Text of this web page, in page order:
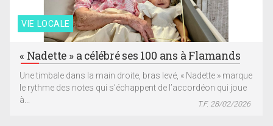
VIE LOCALE
« Nadette » a célébré ses 100 ans à Flamands
Une timbale dans la main droite, bras levé, « Nadette » marque
le rythme des notes qui s’échappent de l’accordéon qui joue
à...
T.F. 28/02/2026